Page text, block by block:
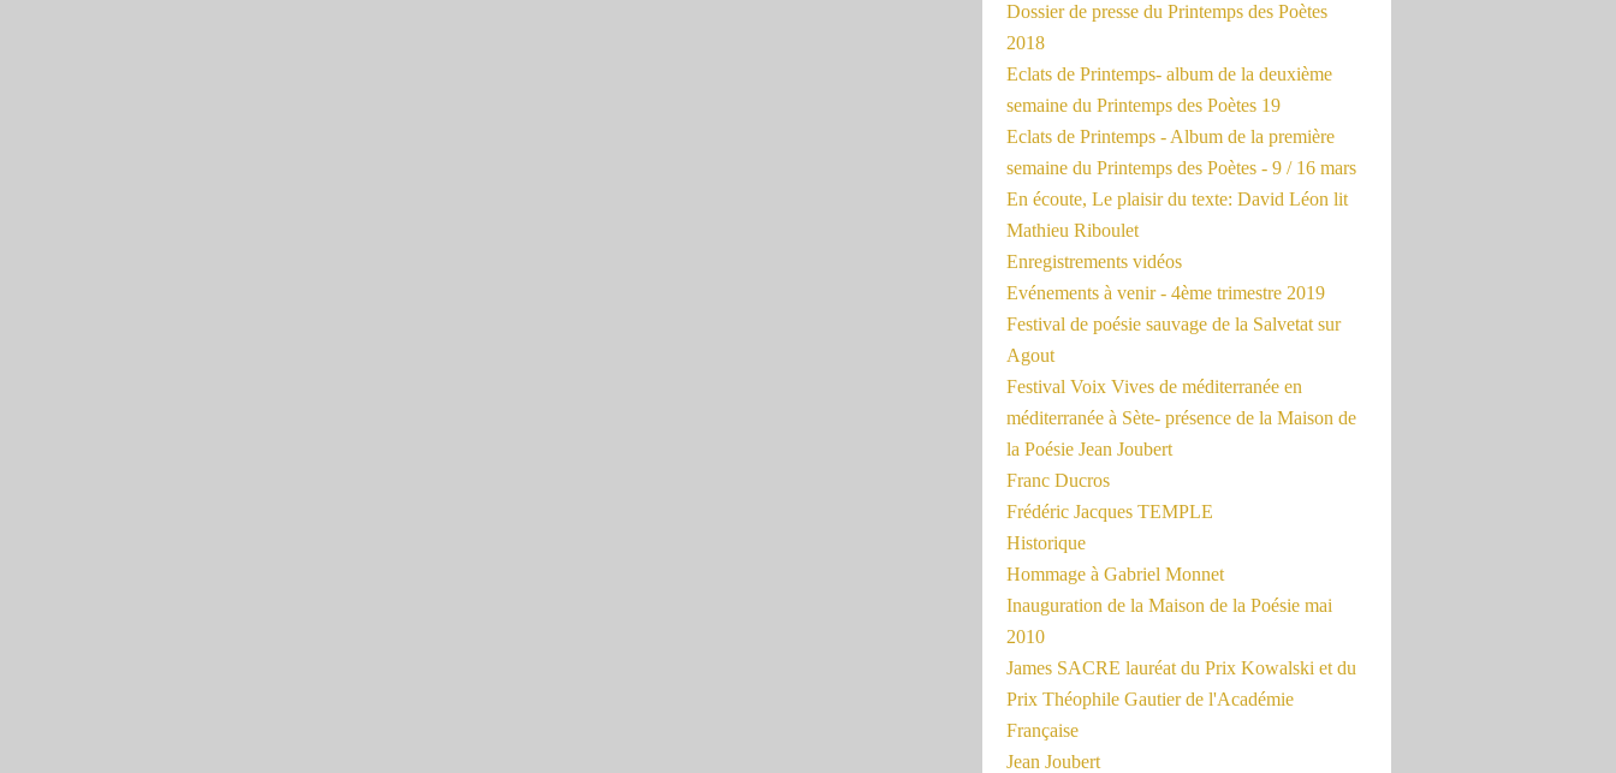
Dossier de presse du Printemps des Poètes
2018
Eclats de Printemps- album de la deuxième
semaine du Printemps des Poètes 19
Eclats de Printemps - Album de la première
semaine du Printemps des Poètes - 9 / 16 mars
En écoute, Le plaisir du texte: David Léon lit
Mathieu Riboulet
Enregistrements vidéos
Evénements à venir - 4ème trimestre 2019
Festival de poésie sauvage de la Salvetat sur
Agout
Festival Voix Vives de méditerranée en
méditerranée à Sète- présence de la Maison de
la Poésie Jean Joubert
Franc Ducros
Frédéric Jacques TEMPLE
Historique
Hommage à Gabriel Monnet
Inauguration de la Maison de la Poésie mai
2010
James SACRE lauréat du Prix Kowalski et du
Prix Théophile Gautier de l'Académie
Française
Jean Joubert